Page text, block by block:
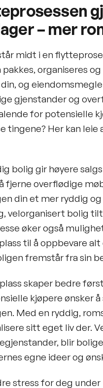
– mer
midt i en
organiseres
og
gjenstander og
for potensielle
tingene? Her kan
bolig gir høyere
fjerne overflødige
din et mer ryddig
velorganisert bolig
øker også
til å oppbevare
fremstår fra sin
skaper bedre
kjøpere ønsker
Med en ryddig,
sitt eget liv der.
blir
egne ideer og
stress for deg under